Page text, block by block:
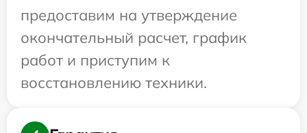
предоставим на утверждение
окончательный расчет, график
работ и приступим к
восстановлению техники.